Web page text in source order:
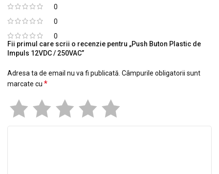
0
0
0
Fii primul care scrii o recenzie pentru „Push Buton Plastic de
Impuls 12VDC / 250VAC”
Adresa ta de email nu va fi publicată. Câmpurile obligatorii sunt
marcate cu *